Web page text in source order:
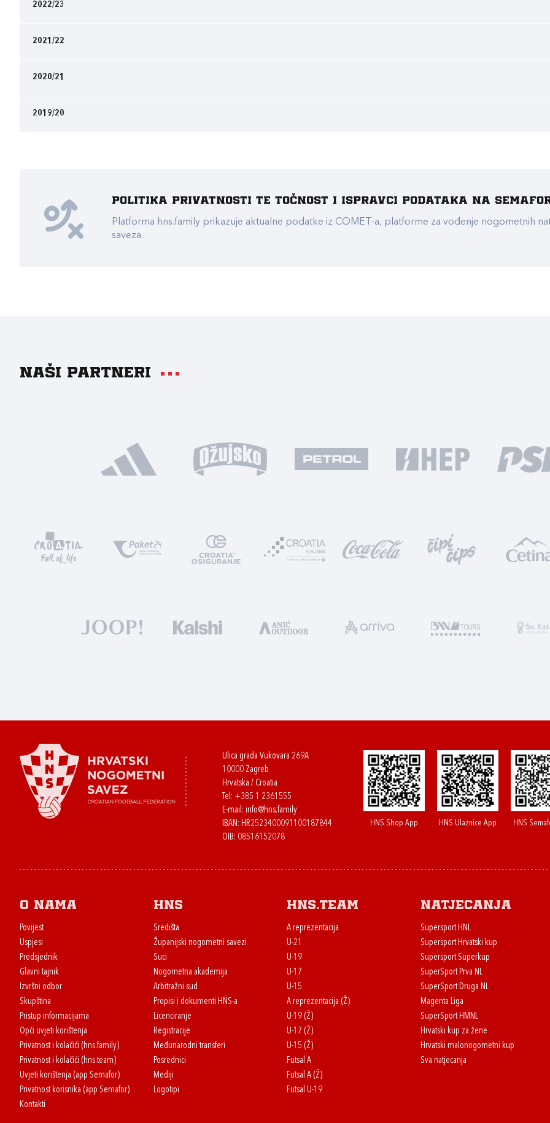
2022/23
2021/22
2020/21
2019/20
Politika privatnosti te točnost i ispravci podataka na
Platforma hns.family prikazuje aktualne podatke iz COMET-a, platforme za vođenje nogometnih
saveza.
Naši partneri
Ulica grada Vukovara 269A
10000 Zagreb
Hrvatska / Croatia
Tel: +385 1 2361555
E-mail: info@hns.family
IBAN: HR2523400091100187844
OIB: 08516152078
HNS Shop App HNS Ulaznice App HNS
O nama
Povijest
Uspjesi
Predsjednik
Glavni tajnik
Izvršni odbor
Skupština
Pristup informacijama
Opći uvjeti korištenja
Privatnost i kolačići (hns.family)
Privatnost i kolačići (hns.team)
Uvjeti korištenja (app Semafor)
Privatnost korisnika (app Semafor)
Kontakti
HNS
Središta
Županijski nogometni savezi
Suci
Nogometna akademija
Arbitražni sud
Propisi i dokumenti HNS-a
Licenciranje
Registracije
Međunarodni transferi
Posrednici
Mediji
Logotipi
HNS.team
A reprezentacija
U-21
U-19
U-17
U-15
A reprezentacija (Ž)
U-19 (Ž)
U-17 (Ž)
U-15 (Ž)
Futsal A
Futsal A (Ž)
Futsal U-19
Natjecanja
Supersport HNL
Supersport Hrvatski kup
Supersport Superkup
SuperSport Prva NL
SuperSport Druga NL
Magenta Liga
SuperSport HMNL
Hrvatski kup za žene
Hrvatski malonogometni kup
Sva natjecanja